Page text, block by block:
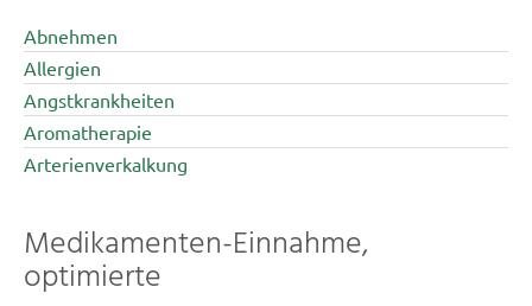
Abnehmen
Allergien
Angstkrankheiten
Aromatherapie
Arterienverkalkung
Medikamenten-Einnahme,
optimierte